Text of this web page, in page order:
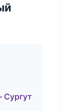
Сургут